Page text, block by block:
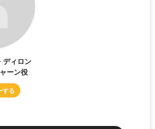
ディロン
ーン役